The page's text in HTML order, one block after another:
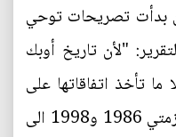
بدأت تصريحات توحي
"لأن تاريخ أوبك
ما تأخذ اتفاقاتها على
محمل الجد، لذلك احتاجت في أزمتي 1986 و1998 الى